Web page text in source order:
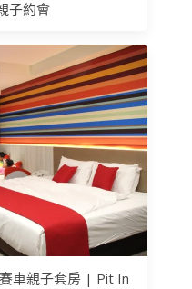
子約會
車親子套房 | Pit In